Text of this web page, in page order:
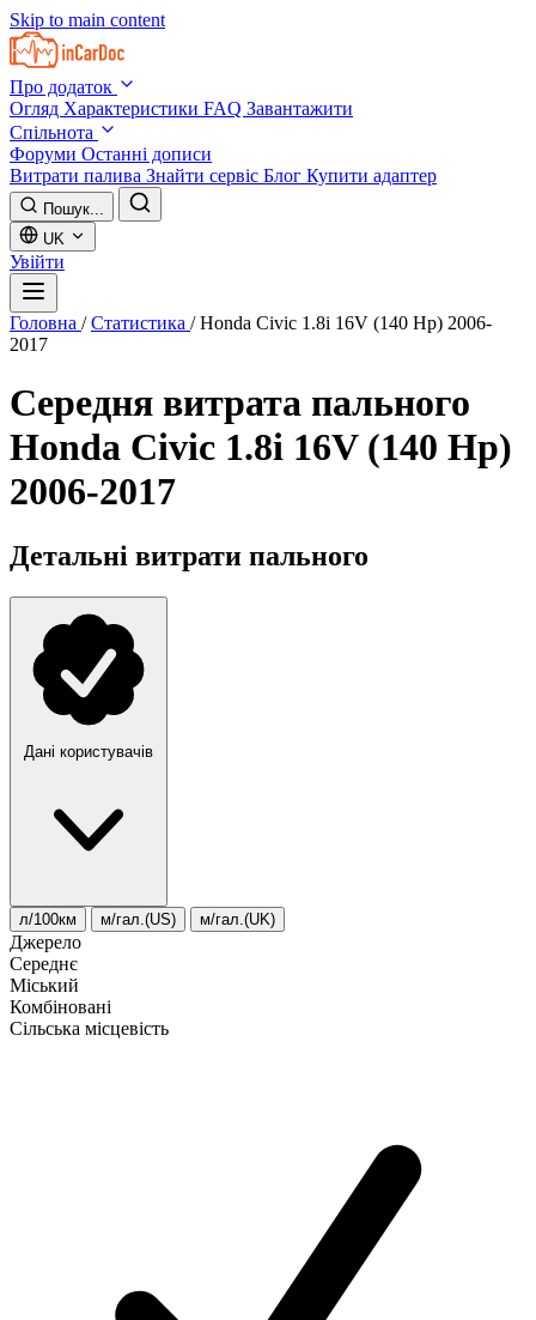
Skip to main content
Про додаток
Огляд Характеристики FAQ Завантажити
Спільнота
Форуми Останні дописи
Витрати палива Знайти сервіс Блог Купити адаптер
Пошук...
UK
Увійти
Головна / Статистика / Honda Civic 1.8i 16V (140 Hp) 2006-
2017
Середня витрата пального
Honda Civic 1.8i 16V (140 Hp)
2006-2017
Детальні витрати пального
Дані користувачів
л/100км м/гал.(US) м/гал.(UK)
Джерело
Середнє
Міський
Комбіновані
Сільська місцевість